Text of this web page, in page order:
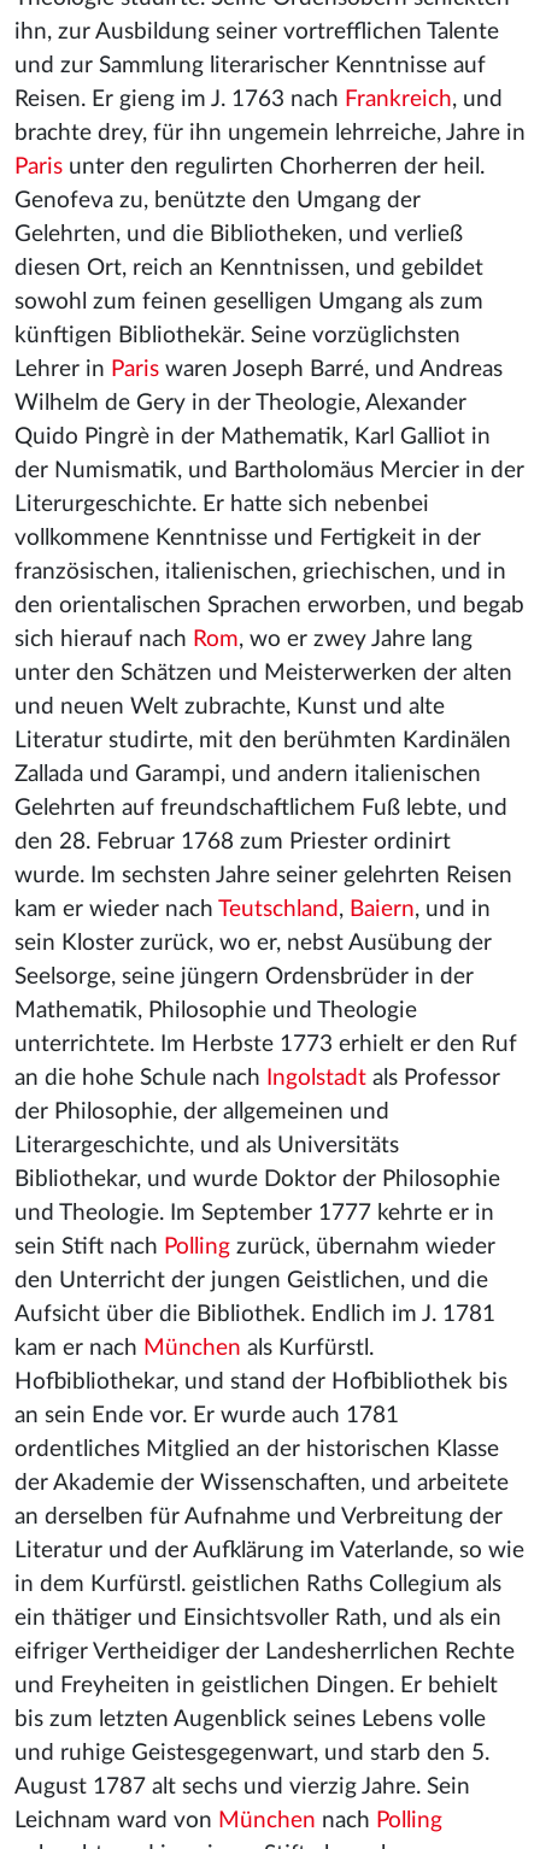
ihn, zur Ausbildung seiner vortrefflichen Talente
und zur Sammlung literarischer Kenntnisse auf
Reisen. Er gieng im J. 1763 nach Frankreich, und
brachte drey, für ihn ungemein lehrreiche, Jahre in
Paris unter den regulirten Chorherren der heil.
Genofeva zu, benützte den Umgang der
Gelehrten, und die Bibliotheken, und verließ
diesen Ort, reich an Kenntnissen, und gebildet
sowohl zum feinen geselligen Umgang als zum
künftigen Bibliothekär. Seine vorzüglichsten
Lehrer in Paris waren Joseph Barré, und Andreas
Wilhelm de Gery in der Theologie, Alexander
Quido Pingrè in der Mathematik, Karl Galliot in
der Numismatik, und Bartholomäus Mercier in der
Literurgeschichte. Er hatte sich nebenbei
vollkommene Kenntnisse und Fertigkeit in der
französischen, italienischen, griechischen, und in
den orientalischen Sprachen erworben, und begab
sich hierauf nach Rom, wo er zwey Jahre lang
unter den Schätzen und Meisterwerken der alten
und neuen Welt zubrachte, Kunst und alte
Literatur studirte, mit den berühmten Kardinälen
Zallada und Garampi, und andern italienischen
Gelehrten auf freundschaftlichem Fuß lebte, und
den 28. Februar 1768 zum Priester ordinirt
wurde. Im sechsten Jahre seiner gelehrten Reisen
kam er wieder nach Teutschland , Baiern, und in
sein Kloster zurück, wo er, nebst Ausübung der
Seelsorge, seine jüngern Ordensbrüder in der
Mathematik, Philosophie und Theologie
unterrichtete. Im Herbste 1773 erhielt er den Ruf
an die hohe Schule nach
Ingolstadt als Professor
der Philosophie, der allgemeinen und
Literargeschichte, und als Universitäts
Bibliothekar, und wurde Doktor der Philosophie
und Theologie. Im September 1777 kehrte er in
sein Stift nach Polling zurück, übernahm wieder
den Unterricht der jungen Geistlichen, und die
Aufsicht über die Bibliothek. Endlich im J. 1781
kam er nach München als Kurfürstl.
Hofbibliothekar, und stand der Hofbibliothek bis
an sein Ende vor. Er wurde auch 1781
ordentliches Mitglied an der historischen Klasse
der Akademie der Wissenschaften, und arbeitete
an derselben für Aufnahme und Verbreitung der
Literatur und der Aufklärung im Vaterlande, so wie
in dem Kurfürstl. geistlichen Raths Collegium als
ein thätiger und Einsichtsvoller Rath, und als ein
eifriger Vertheidiger der Landesherrlichen Rechte
und Freyheiten in geistlichen Dingen. Er behielt
bis zum letzten Augenblick seines Lebens volle
und ruhige Geistesgegenwart, und starb den 5.
August 1787 alt sechs und vierzig Jahre. Sein
Leichnam ward von München nach Polling